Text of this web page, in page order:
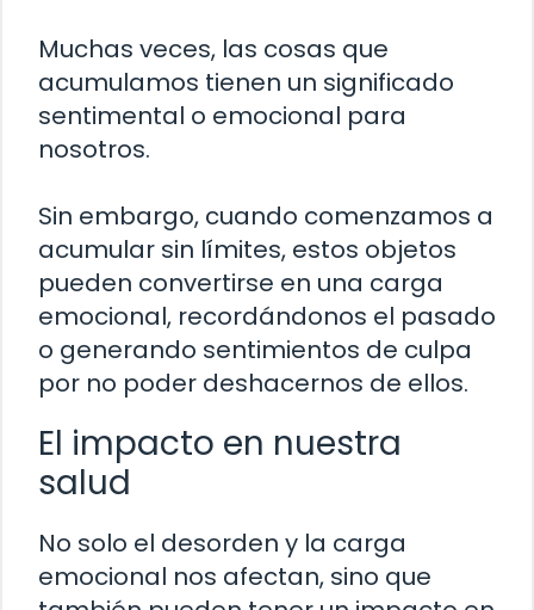
Muchas veces, las cosas que
acumulamos tienen un significado
sentimental o emocional para
nosotros.
Sin embargo, cuando comenzamos a
acumular sin límites, estos objetos
pueden convertirse en una carga
emocional, recordándonos el pasado
o generando sentimientos de culpa
por no poder deshacernos de ellos.
El impacto en nuestra
salud
No solo el desorden y la carga
emocional nos afectan, sino que